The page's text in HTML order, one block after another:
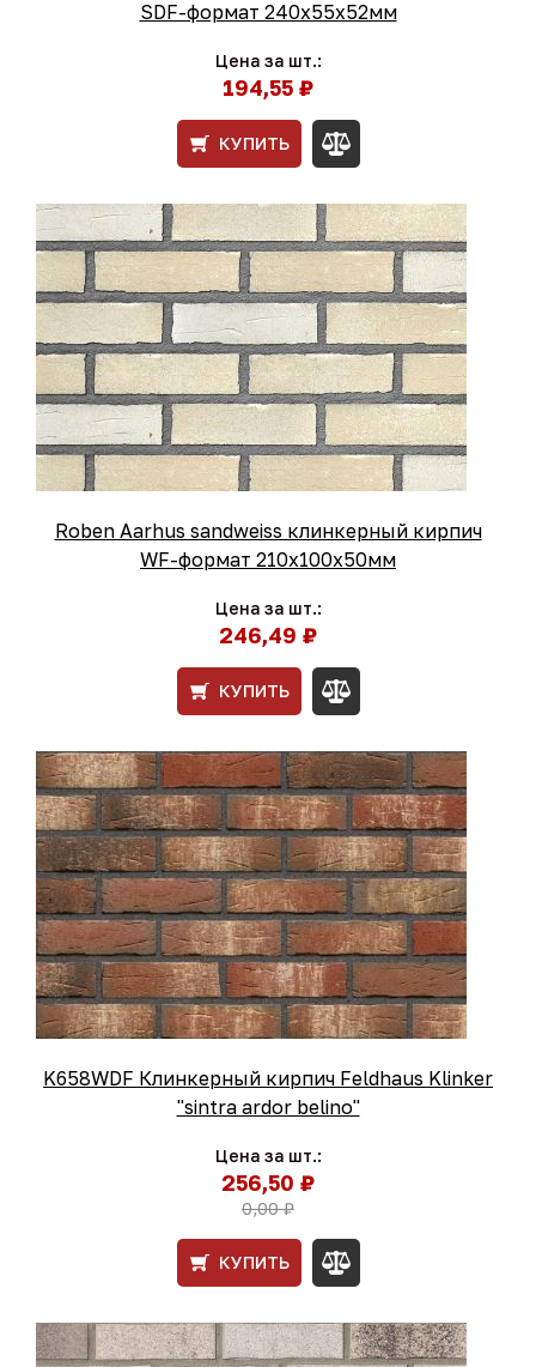
SDF-формат 240х55х52мм
Цена за шт.:
194,55 ₽
КУПИТЬ
Roben Aarhus sandweiss клинкерный кирпич
WF-формат 210x100x50мм
Цена за шт.:
246,49 ₽
КУПИТЬ
K658WDF Клинкерный кирпич Feldhaus Klinker
"sintra ardor belino"
Цена за шт.:
256,50 ₽
0,00 ₽
КУПИТЬ